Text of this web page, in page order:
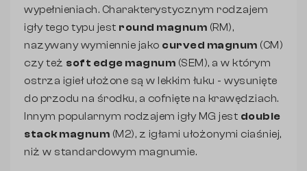
wypełnieniach. Charakterystycznym rodzajem
igły tego typu jest round magnum (RM),
nazywany wymiennie jako curved magnum (CM)
czy też soft edge magnum (SEM), a w którym
ostrza igieł ułożone są w lekkim łuku - wysunięte
do przodu na środku, a cofnięte na krawędziach.
Innym popularnym rodzajem igły MG jest double
stack magnum (M2), z igłami ułożonymi ciaśniej,
niż w standardowym magnumie.